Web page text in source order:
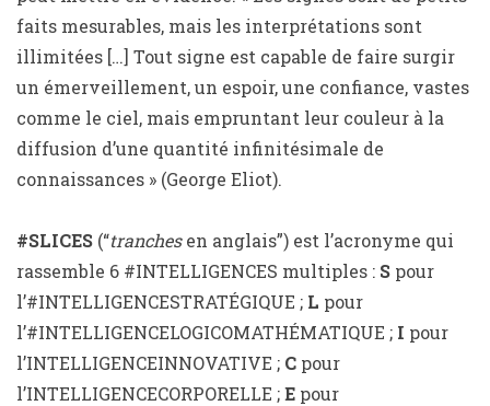
faits mesurables, mais les interprétations sont
illimitées […] Tout signe est capable de faire surgir
un émerveillement, un espoir, une confiance, vastes
comme le ciel, mais empruntant leur couleur à la
diffusion d’une quantité infinitésimale de
connaissances » (George Eliot).
#SLICES (“tranchesen anglais”) est l’acronyme qui
rassemble 6 #INTELLIGENCES multiples : S pour
l’#INTELLIGENCESTRATÉGIQUE ; L pour
l’#INTELLIGENCELOGICOMATHÉMATIQUE ; I pour
l’INTELLIGENCEINNOVATIVE ; C pour
l’INTELLIGENCECORPORELLE ;E pour